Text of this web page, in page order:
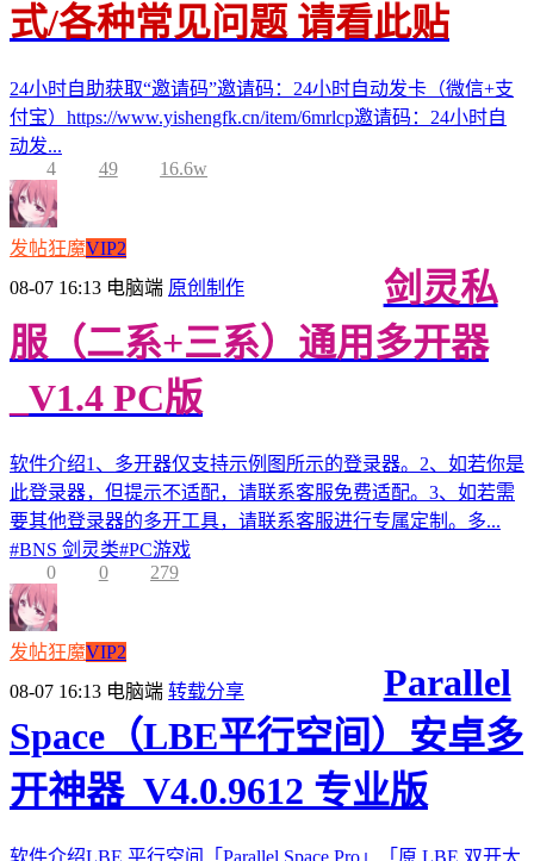
式/各种常见问题 请看此贴
24小时自助获取“邀请码”邀请码：24小时自动发卡（微信+支
付宝）https://www.yishengfk.cn/item/6mrlcp邀请码：24小时自
动发...
4
49 16.6w
发帖狂魔VIP2
08-07 16:13 电脑端 原创制作
剑灵私
服（二系+三系）通用多开器
_V1.4 PC版
软件介绍1、多开器仅支持示例图所示的登录器。2、如若你是
此登录器，但提示不适配，请联系客服免费适配。3、如若需
要其他登录器的多开工具，请联系客服进行专属定制。多...
#BNS 剑灵类#PC游戏
0
0 279
发帖狂魔VIP2
08-07 16:13 电脑端 转载分享
Parallel
Space（LBE平行空间）安卓多
开神器_V4.0.9612 专业版
软件介绍LBE 平行空间「Parallel Space Pro」「原 LBE 双开大